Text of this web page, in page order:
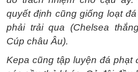
quyết định cũng giống loạt
phải trải qua (Chelsea
Cúp châu Âu).
Kepa cũng tập luyện đá phạt